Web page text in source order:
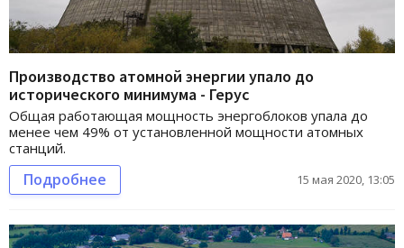
Производство атомной энергии упало до
исторического минимума - Герус
Общая работающая мощность энергоблоков упала до
менее чем 49% от установленной мощности атомных
станций.
Подробнее 15 мая 2020, 13:05